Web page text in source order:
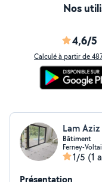
Nos
4,6/5
Calculé à partir de
Lam Aziz
Bâtiment
Ferney-
1/5 (1
Présentation